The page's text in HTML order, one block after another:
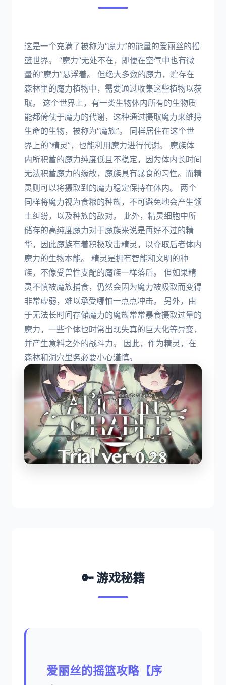
这是一个充满了被称为“魔力”的能量的爱丽丝的摇
篮世界。 “魔力”无处不在，即便在空气中也有微
量的“魔力”悬浮着。 但绝大多数的魔力，贮存在
森林里的魔力植物中，需要通过收集这些植物以获
取。 这个世界上，有一类生物体内所有的生物质
能都倚仗于魔力的代谢，这种通过摄取魔力来维持
生命的生物，被称为“魔族”。 同样居住在这个世
界上的“精灵”，也能利用魔力进行代谢。 魔族体
内所积蓄的魔力纯度低且不稳定，因为体内长时间
无法积蓄魔力的缘故，魔族具有暴食的习性。而精
灵则可以将摄取到的魔力稳定保持在体内。 两个
同样将魔力视为食粮的种族，不可避免地会产生领
土纠纷，以及种族的敌对。 此外，精灵细胞中所
储存的高纯度魔力对于魔族来说是再好不过的精
华，因此魔族有着积极攻击精灵，以夺取后者体内
魔力的生物本能。 精灵是拥有智能和文明的种
族，不像受兽性支配的魔族一样落后。 但如果精
灵不慎被魔族捕食，仍然会因为魔力被吸取而变得
非常虚弱，难以承受哪怕一点点冲击。 另外，由
于无法长时间存储魔力的魔族常常暴食摄取过量的
魔力，一些个体也时常出现失真的巨大化等异变，
并产生意料之外的战斗力。 因此，作为精灵，在
森林和洞穴里务必要小心谨慎。
🔑 游戏秘籍
爱丽丝的摇篮攻略【序